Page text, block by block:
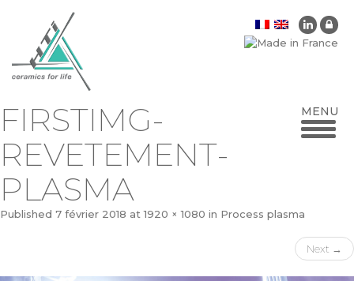
FIRSTIMG-
REVETEMENT-
PLASMA
Published 7 février 2018 at1920 × 1080 in Process plasma
Next →